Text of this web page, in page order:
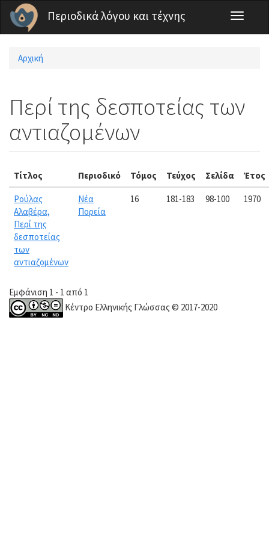
Παράκαμψη προς το κυρίως περιεχόμενο
Περιοδικά λόγου και τέχνης
Toggle
Είστε εδώ
Αρχική
Περί της δεσποτείας των
αντιαζομένων
Τίτλος Περιοδικό Τόμος Τεύχος Σελίδα Έτος
Ρούλας
Αλαβέρα,
Περί της
δεσποτείας
των
αντιαζομένων
Νέα
Πορεία
16 181-183 98-100 1970
Εμφάνιση 1 - 1 από 1
Κέντρο Ελληνικής Γλώσσας © 2017-2020